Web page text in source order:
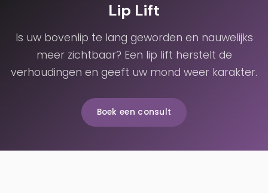
Lip Lift
Is uw bovenlip te lang geworden en nauwelijks
meer zichtbaar? Een lip lift herstelt de
verhoudingen en geeft uw mond weer karakter.
Boek een consult